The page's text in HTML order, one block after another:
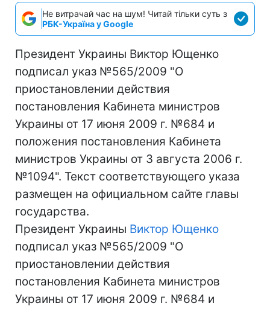
Не витрачай час на шум! Читай тільки суть з
РБК-Україна у Google
Президент Украины Виктор Ющенко
подписал указ №565/2009 "О
приостановлении действия
постановления Кабинета министров
Украины от 17 июня 2009 г. №684 и
положения постановления Кабинета
министров Украины от 3 августа 2006 г.
№1094". Текст соответствующего указа
размещен на официальном сайте главы
государства.
Президент Украины Виктор Ющенко
подписал указ №565/2009 "О
приостановлении действия
постановления Кабинета министров
Украины от 17 июня 2009 г. №684 и